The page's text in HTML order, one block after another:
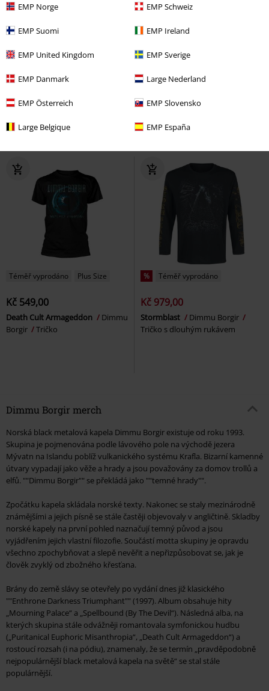
EMP Norge EMP Schweiz
EMP Suomi EMP Ireland
EMP United Kingdom EMP Sverige
EMP Danmark Large Nederland
EMP Österreich EMP Slovensko
Large Belgique EMP España
Kč 1.499,00
kapucí na zip
Kč 949,00
Borgir
Tričko s dlouhým
Téměř vyprodáno Plus Size
Kč 549,00
Death Cult Armageddon
Dimmu
Borgir
Tričko
% Téměř vyprodáno
Kč 979,00
Stormblast
Dimmu Borgir
Tričko s dlouhým rukávem
Dimmu Borgir merch
Norská black metalová kapela Dimmu Borgir existuje od roku 1993.
Skupina je pojmenována podle lávového pole na východě jezera
Mývatn na Islandu poblíž vulkanického systému Krafla. Bizarní kamenné
útvary vypadají jako věže a hrady a jsou považovány za domov trollů a
elfů. ""Dimmu Borgir"" se překládá jako ""temné hrady"".
Zpočátku kapela skládala norské texty. Nakonec se staly mezinárodně
známějšími a jejich písně se stále častěji objevovaly v angličtině. Skladby
norské kapely na první pohled naznačují temný původ a jsou
vyjádřením jejich vlastní filozofie. Součástí motta skupiny je opravdu
všechno zpochybňovat a slepě nevěřit a nepřizpůsobovat se, jak je
člověk zvyklý od zbožného křesťana.
Brány do země slávy se otevřely po vydání dnes již klasického
""Enthrone Darkness Triumphant"" (1997). Album obsahuje hity
„Mourning Palace“ a „Spellbound (By The Devil“). Následná alba, na
kterých skupina stále odvážněji romantovala symfonickou hudbu
(„Puritanical Euphoric Misanthropia“, „Death Cult Armageddon“) a
rostoucí rozsah (i na pódiu), znamenaly, že se termín „pravděpodobně
nejpopulárnější black metalová kapela na světě“ se stal stále
populárnější.